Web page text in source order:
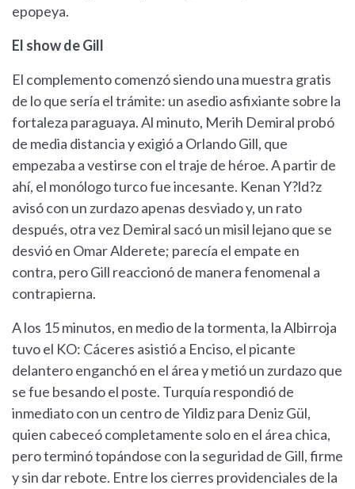
epopeya.
El show de Gill
El complemento comenzó siendo una muestra gratis
de lo que sería el trámite: un asedio asfixiante sobre la
fortaleza paraguaya. Al minuto, Merih Demiral probó
de media distancia y exigió a Orlando Gill, que
empezaba a vestirse con el traje de héroe. A partir de
ahí, el monólogo turco fue incesante. Kenan Y?ld?z
avisó con un zurdazo apenas desviado y, un rato
después, otra vez Demiral sacó un misil lejano que se
desvió en Omar Alderete; parecía el empate en
contra, pero Gill reaccionó de manera fenomenal a
contrapierna.
A los 15 minutos, en medio de la tormenta, la Albirroja
tuvo el KO: Cáceres asistió a Enciso, el picante
delantero enganchó en el área y metió un zurdazo que
se fue besando el poste. Turquía respondió de
inmediato con un centro de Yildiz para Deniz Gül,
quien cabeceó completamente solo en el área chica,
pero terminó topándose con la seguridad de Gill, firme
y sin dar rebote. Entre los cierres providenciales de la